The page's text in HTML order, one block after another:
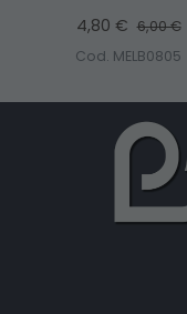
4,80 € 6,00 €
Cod. MELB0805